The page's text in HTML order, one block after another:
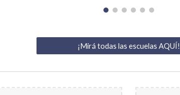
¡Mirá todas las escuelas AQUÍ!